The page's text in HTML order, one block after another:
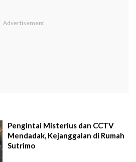
Pengintai Misterius dan CCTV
Mendadak, Kejanggalan di Rumah
Sutrimo